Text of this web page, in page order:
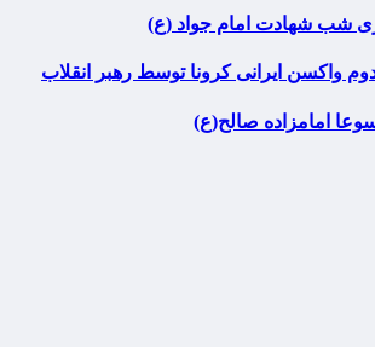
شب شهادت امام جواد (ع)
واکسن ایرانی کرونا توسط رهبر انقلاب
امامزاده صالح(ع)